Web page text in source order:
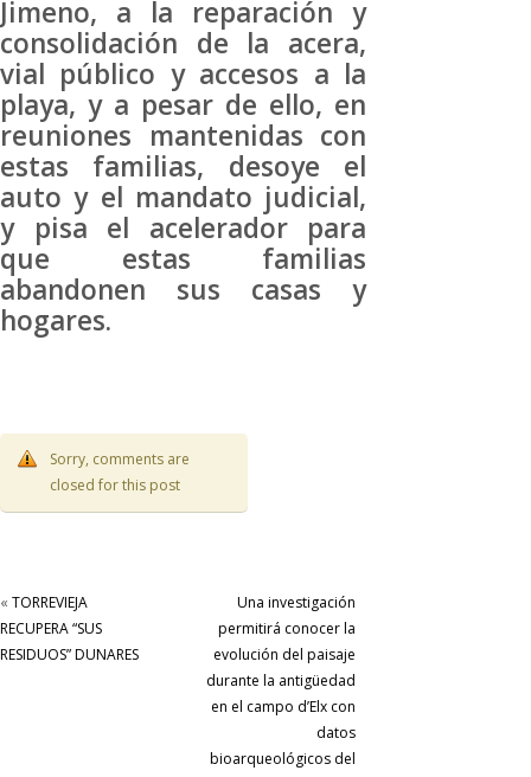
Jimeno, a la reparación y
consolidación de la acera,
vial público y accesos a la
playa, y a pesar de ello, en
reuniones mantenidas con
estas familias, desoye el
auto y el mandato judicial,
y pisa el acelerador para
que estas familias
abandonen sus casas y
hogares.
Sorry, comments are
closed for this post
« TORREVIEJA
RECUPERA “SUS
RESIDUOS” DUNARES
Una investigación
permitirá conocer la
evolución del paisaje
durante la antigüedad
en el campo d’Elx con
datos
bioarqueológicos del